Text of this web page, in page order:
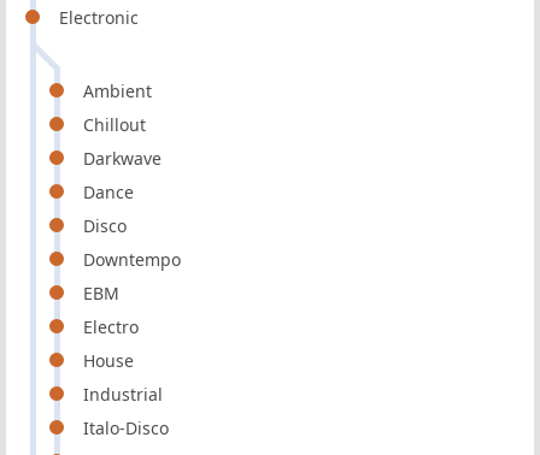
Electronic
Ambient
Chillout
Darkwave
Dance
Disco
Downtempo
EBM
Electro
House
Industrial
Italo-Disco